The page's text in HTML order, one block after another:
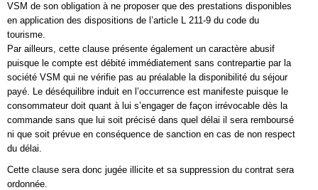
VSM de son obligation à ne proposer que des prestations disponibles
en application des dispositions de l’article L 211-9 du code du
tourisme.
Par ailleurs, cette clause présente également un caractère abusif
puisque le compte est débité immédiatement sans contrepartie par la
société VSM qui ne vérifie pas au préalable la disponibilité du séjour
payé. Le déséquilibre induit en l’occurrence est manifeste puisque le
consommateur doit quant à lui s’engager de façon irrévocable dès la
commande sans que lui soit précisé dans quel délai il sera remboursé
ni que soit prévue en conséquence de sanction en cas de non respect
du délai.
Cette clause sera donc jugée illicite et sa suppression du contrat sera
ordonnée.